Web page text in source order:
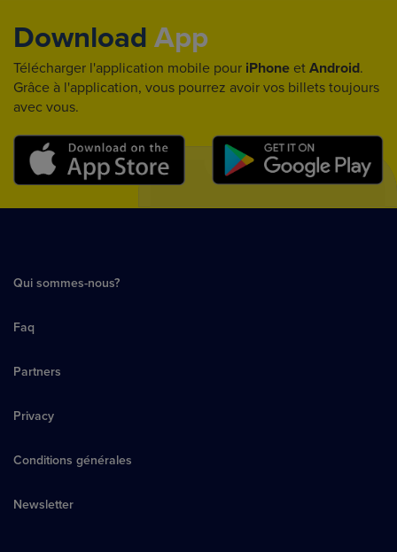
Download App
Télécharger l'application mobile pour iPhone et Android.
Grâce à l'application, vous pourrez avoir vos billets toujours
avec vous.
Qui sommes-nous?
Faq
Partners
Privacy
Conditions générales
Newsletter